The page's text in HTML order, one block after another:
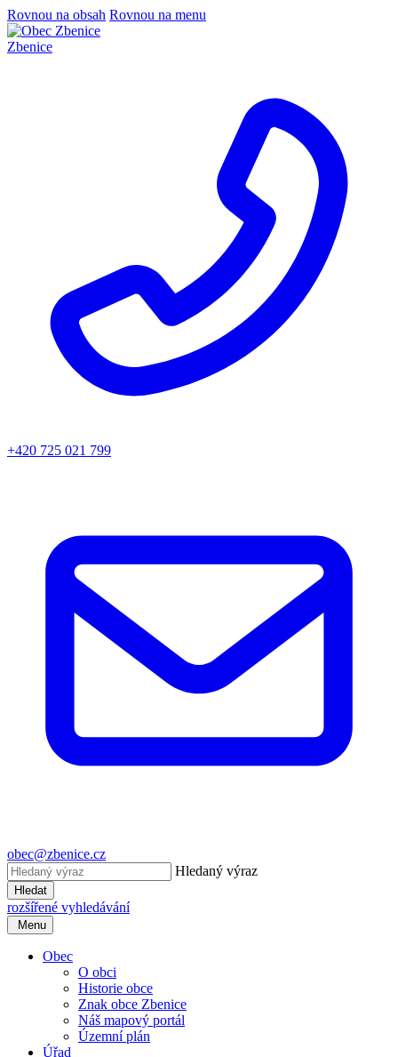
Rovnou na obsah Rovnou na menu
Zbenice
+420 725 021 799
obec@zbenice.cz
Hledaný výraz
Hledat
rozšířené vyhledávání
Menu
Obec
O obci
Historie obce
Znak obce Zbenice
Náš mapový portál
Územní plán
Úřad